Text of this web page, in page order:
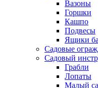
Вазоны
Горшки
Кашпо
Подвесы
Ящики
Садовые
Садовый
Грабли
Лопаты
Малый